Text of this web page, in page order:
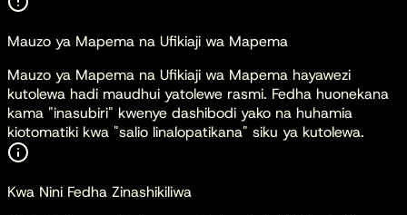
Mauzo ya Mapema na Ufikiaji wa Mapema
Mauzo ya Mapema na Ufikiaji wa Mapema hayawezi
kutolewa hadi maudhui yatolewe rasmi. Fedha huonekana
kama "inasubiri" kwenye dashibodi yako na huhamia
kiotomatiki kwa "salio linalopatikana" siku ya kutolewa.
Kwa Nini Fedha Zinashikiliwa